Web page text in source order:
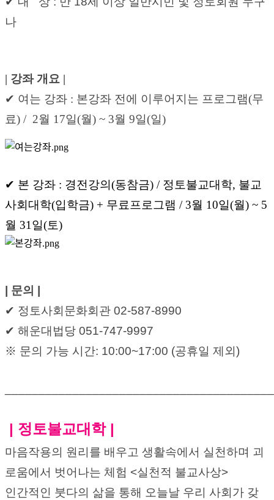
나
| 강좌 개요 |
✔ 여는 강좌 : 본강좌 전에 이루어지는 프로그램(무
료) / 2월 17일(월) ~ 3월 9일(일)
✔ 본 강좌 : 경전강의(동참금) / 정토불교대학, 불교
사회대학(입학금) + 무료프로그램 / 3월 10일(월) ~ 5
월 31일(토)
| 문의 |
✔ 정토사회문화회관 02-587-8990
✔ 해운대법당 051-747-9997
※ 문의 가능 시간: 10:00~17:00 (공휴일 제외)
| 정토불교대학 |
마음작용의 원리를 배우고 생활속에서 실천하며 괴
로움에서 벗어나는 체험 <실천적 불교사상>
인간적인 붓다의 삶을 통해 오늘날 우리 사회가 갖